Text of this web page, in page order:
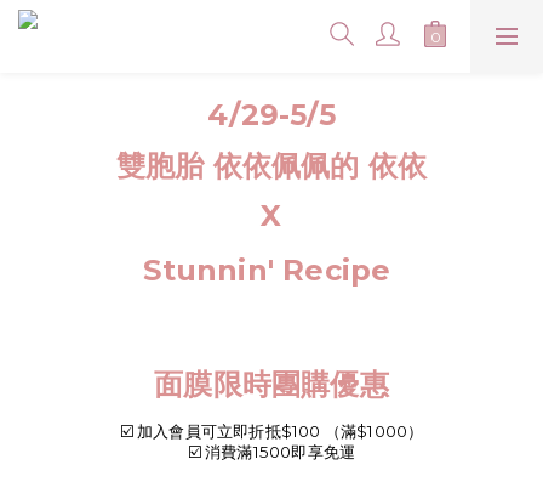
4/29-5/5
雙胞胎 依依佩佩的 依依
X
Stunnin' Recipe
面膜限時團購優惠
☑️ 加入會員可立即折抵$100 （滿$1000）
☑️ 消費滿1500即享免運